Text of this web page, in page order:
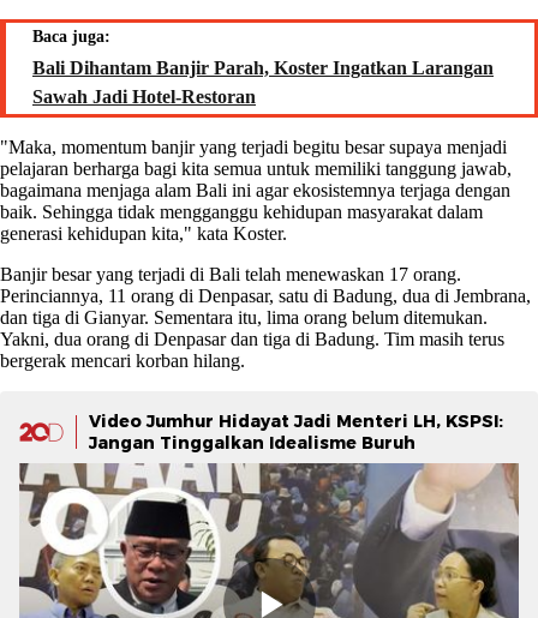
Baca juga:
Bali Dihantam Banjir Parah, Koster Ingatkan Larangan
Sawah Jadi Hotel-Restoran
"Maka, momentum banjir yang terjadi begitu besar supaya menjadi
pelajaran berharga bagi kita semua untuk memiliki tanggung jawab,
bagaimana menjaga alam Bali ini agar ekosistemnya terjaga dengan
baik. Sehingga tidak mengganggu kehidupan masyarakat dalam
generasi kehidupan kita," kata Koster.
Banjir besar yang terjadi di Bali telah menewaskan 17 orang.
Perinciannya, 11 orang di Denpasar, satu di Badung, dua di Jembrana,
dan tiga di Gianyar. Sementara itu, lima orang belum ditemukan.
Yakni, dua orang di Denpasar dan tiga di Badung. Tim masih terus
bergerak mencari korban hilang.
Video Jumhur Hidayat Jadi Menteri LH, KSPSI:
Jangan Tinggalkan Idealisme Buruh